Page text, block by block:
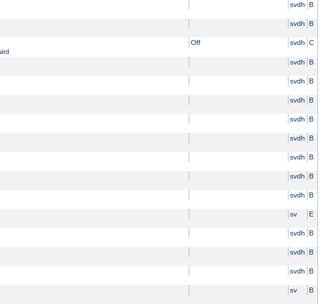
svdh B
svdh B
Off svdh C
svdh B
svdh B
svdh B
svdh B
svdh B
svdh B
svdh B
svdh B
sv E
svdh B
svdh B
svdh B
sv B